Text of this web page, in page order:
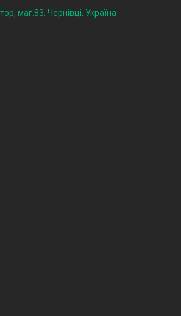
маг.83, Чернівці, Україна